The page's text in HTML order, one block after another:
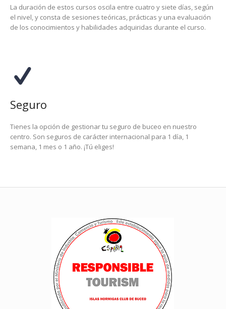
La duración de estos cursos oscila entre cuatro y siete días, según
el nivel, y consta de sesiones teóricas, prácticas y una evaluación
de los conocimientos y habilidades adquiridas durante el curso.
Seguro
Tienes la opción de gestionar tu seguro de buceo en nuestro
centro. Son seguros de carácter internacional para 1 día, 1
semana, 1 mes o 1 año. ¡Tú eliges!